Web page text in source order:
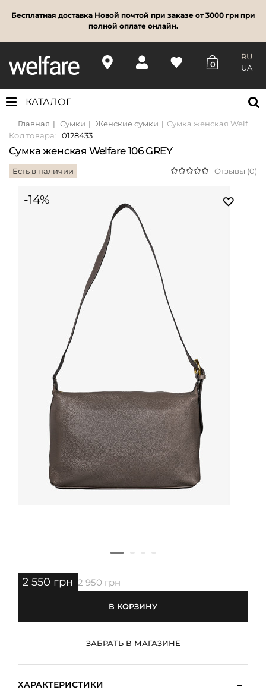
Бесплатная доставка Новой почтой при заказе от 3000 грн при
полной оплате онлайн.
0
RU
UA
КАТАЛОГ
Главная Сумки Женские сумки
Сумка женская Welfare
Код товара: 0128433
Сумка женская Welfare 106 GREY
Есть в наличии Отзывы (0)
-14%
2 550 грн 2 950 грн
В КОРЗИНУ
ЗАБРАТЬ В МАГАЗИНЕ
ХАРАКТЕРИСТИКИ